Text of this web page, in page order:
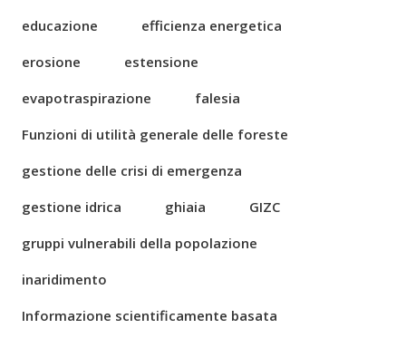
educazione
efficienza energetica
erosione
estensione
evapotraspirazione
falesia
Funzioni di utilità generale delle foreste
gestione delle crisi di emergenza
gestione idrica
ghiaia
GIZC
gruppi vulnerabili della popolazione
inaridimento
Informazione scientificamente basata